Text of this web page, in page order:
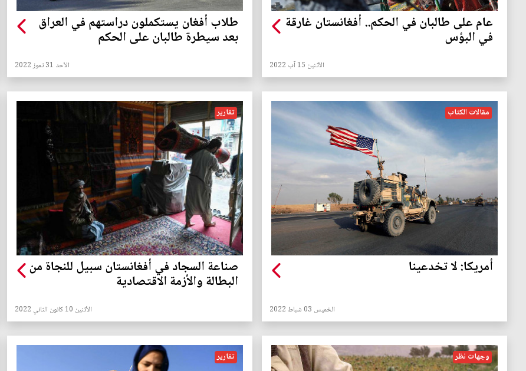
عام على طالبان في الحكم.. أفغانستان غارقة
في البؤس
الأثنين 15 آب 2022
طلاب أفغان يستكملون دراستهم في العراق
بعد سيطرة طالبان على الحكم
الأحد 31 تموز 2022
مقالات الكتاب
أمريكا: لا تخدعينا
الخميس 03 شباط 2022
تقارير
صناعة السجاد في أفغانستان سبيل للنجاة من
البطالة والأزمة الاقتصادية
الأثنين 10 كانون الثاني 2022
وجهات نظر تقارير